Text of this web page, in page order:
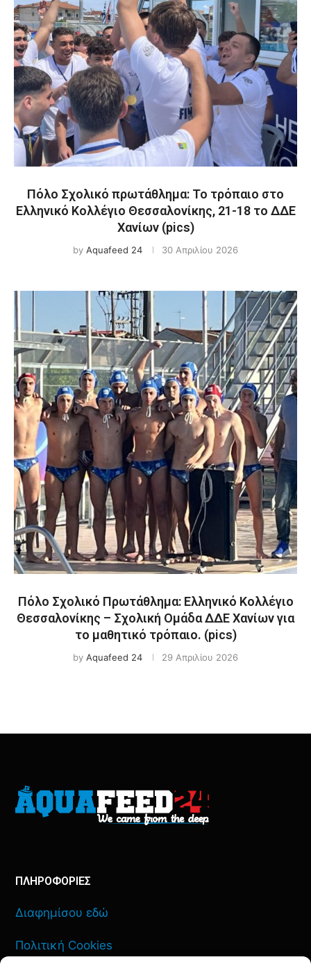
Πόλο Σχολικό πρωτάθλημα: Το τρόπαιο στο
Ελληνικό Κολλέγιο Θεσσαλονίκης, 21-18 το ΔΔΕ
Χανίων (pics)
by Aquafeed 24 30 Απριλίου 2026
Πόλο Σχολικό Πρωτάθλημα: Ελληνικό Κολλέγιο
Θεσσαλονίκης – Σχολική Ομάδα ΔΔΕ Χανίων για
το μαθητικό τρόπαιο. (pics)
by Aquafeed 24 29 Απριλίου 2026
ΠΛΗΡΟΦΟΡΙΕΣ
Διαφημίσου εδώ
Πολιτική Cookies